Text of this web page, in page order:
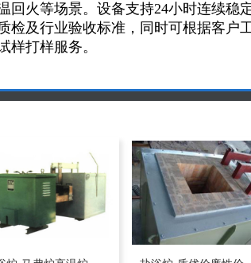
回火等场景。设备支持24小时连续稳
检及行业验收标准，同时可根据客户
样打样服务。